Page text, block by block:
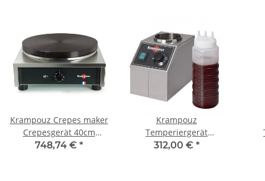
Krampouz Crepes maker
Crepesgerät 40cm
Komfort Eckig 230V
748,74 € *
Krampouz
Temperiergerät
Schokoladenwärmer
312,00 € *